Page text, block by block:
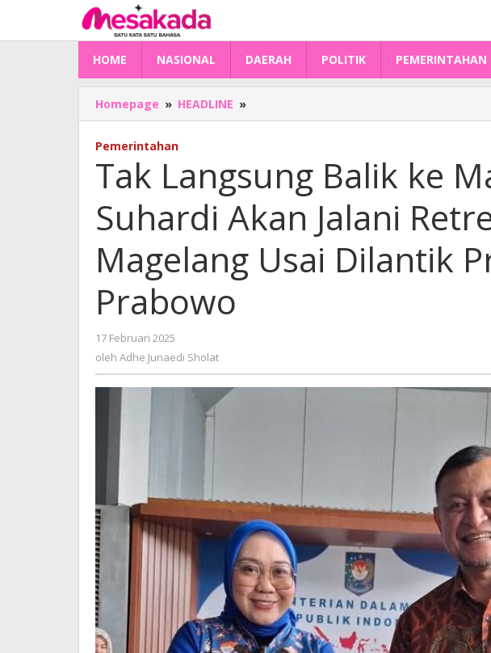
konten
HOME NASIONAL DAERAH POLITIK PEMERINTAHAN
Homepage » HEADLINE »
Langsung
Mamuju,
Sutinah
Suhardi
Akan
Retreat
Prabowo
Pemerintahan
Tak Langsung Balik ke
Suhardi Akan Jalani
Magelang Usai Dilantik
Prabowo
17 Februari 2025
Adhe
oleh Adhe Junaedi Sholat